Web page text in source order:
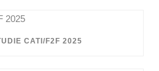
CATI/F2F 2025